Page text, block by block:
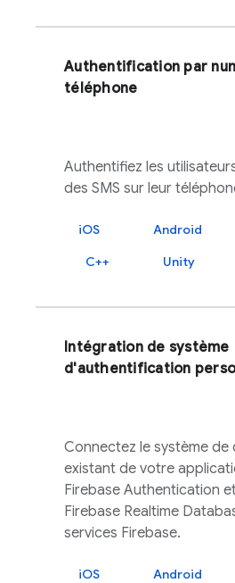
Authentification par
téléphone
Authentifiez les
des SMS sur leur
iOS Android
C++
Unity
Intégration de système
d'authentification
Connectez le système de
existant de votre
Firebase Authentication
Firebase Realtime
services Firebase.
iOS Android